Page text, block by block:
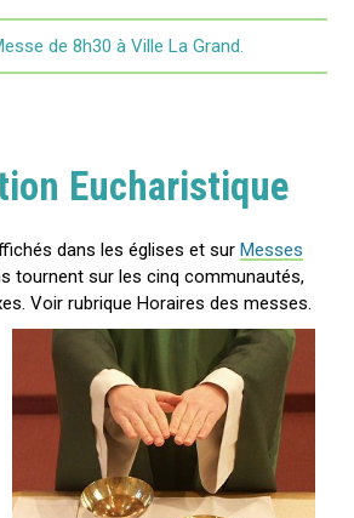
de 8h30 à Ville La Grand.
Eucharistique
dans les églises et surMesses
tournent sur les cinq communautés,
Voir rubrique Horaires des messes.